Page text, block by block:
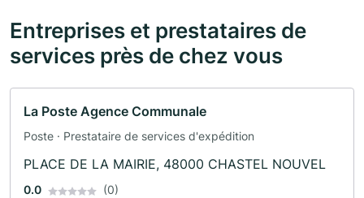
Entreprises et prestataires de
services près de chez vous
La Poste Agence Communale
Poste · Prestataire de services d'expédition
PLACE DE LA MAIRIE, 48000 CHASTEL NOUVEL
0.0 (0)